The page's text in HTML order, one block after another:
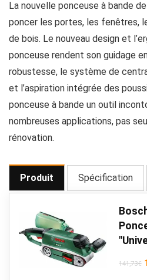
La nouvelle ponceuse à bande
poncer les portes, les fenêtres,
de bois. Le nouveau design et
ponceuse rendent son guidage
robustesse, le système de
et l’aspiration intégrée des
ponceuse à bande un outil
nombreuses applications, pas
rénovation.
Produit Spécification
141,73€